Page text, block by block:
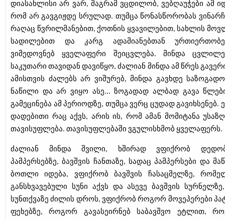
დიასახლისი არ ვარ, მაგრამ ვცდილობ, ვებღაუჭები ამ
რომ არ გავგიჟდე სრულად. თუმცა წონასწორობას
რაღაც წვრილმანებით, ქოთნის ყვავილებით, სახლის
სადილებით და კარგ ადამიანებთან
ვიმედოვნებ ყველაფერი შეიცვლება. მინდა
საკუთარი თავიდან დავიწყო, ძალიან მინდა ამ წრეს
ამისთვის ძალებს არ ვიშურებ, მინდა გავხდე
ნაწილი და არ ვიყო ასე... ზოგადად ალბად გავა
გამეცინება ამ პერიოდზე, თუმცა ვერც ცუდად გავიხსენებ.
დადებითი რაც აქვს, არის ის, რომ ამან მომიტანა
თავისუფლება. თავისუფლებაში ვგულისხმობ ყველაფერს.
ძალიან მინდა შვილი, ხშირად ვფიქრობ
პამპერსებზე, ბავშვის ჩანთაზე, სადაც პამპერსები და
ბოთლი იდება, ვფიქრობ ბავშვის ჩასაცმელზე,
განსხვავებული სუნი აქვს და ასევე ბავშვის
სუნთქვაზე ძილის დროს, ვფიქრობ როგორ მოვეპერები
ფეხებზე, როგორ გავასეირნებ საბავშვო ეტლით,